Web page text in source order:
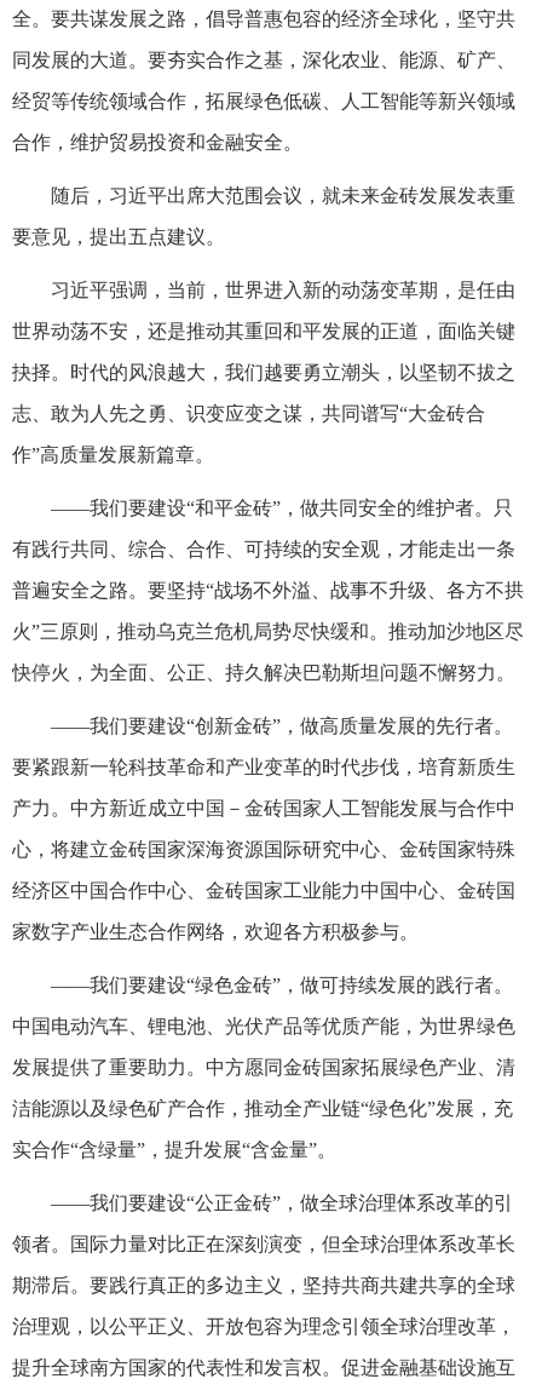
全。要共谋发展之路，倡导普惠包容的经济全球化，坚守共
同发展的大道。要夯实合作之基，深化农业、能源、矿产、
经贸等传统领域合作，拓展绿色低碳、人工智能等新兴领域
合作，维护贸易投资和金融安全。
随后，习近平出席大范围会议，就未来金砖发展发表重
要意见，提出五点建议。
习近平强调，当前，世界进入新的动荡变革期，是任由
世界动荡不安，还是推动其重回和平发展的正道，面临关键
抉择。时代的风浪越大，我们越要勇立潮头，以坚韧不拔之
志、敢为人先之勇、识变应变之谋，共同谱写“大金砖合
作”高质量发展新篇章。
——我们要建设“和平金砖”，做共同安全的维护者。只
有践行共同、综合、合作、可持续的安全观，才能走出一条
普遍安全之路。要坚持“战场不外溢、战事不升级、各方不拱
火”三原则，推动乌克兰危机局势尽快缓和。推动加沙地区尽
快停火，为全面、公正、持久解决巴勒斯坦问题不懈努力。
——我们要建设“创新金砖”，做高质量发展的先行者。
要紧跟新一轮科技革命和产业变革的时代步伐，培育新质生
产力。中方新近成立中国－金砖国家人工智能发展与合作中
心，将建立金砖国家深海资源国际研究中心、金砖国家特殊
经济区中国合作中心、金砖国家工业能力中国中心、金砖国
家数字产业生态合作网络，欢迎各方积极参与。
——我们要建设“绿色金砖”，做可持续发展的践行者。
中国电动汽车、锂电池、光伏产品等优质产能，为世界绿色
发展提供了重要助力。中方愿同金砖国家拓展绿色产业、清
洁能源以及绿色矿产合作，推动全产业链“绿色化”发展，充
实合作“含绿量”，提升发展“含金量”。
——我们要建设“公正金砖”，做全球治理体系改革的引
领者。国际力量对比正在深刻演变，但全球治理体系改革长
期滞后。要践行真正的多边主义，坚持共商共建共享的全球
治理观，以公平正义、开放包容为理念引领全球治理改革，
提升全球南方国家的代表性和发言权。促进金融基础设施互